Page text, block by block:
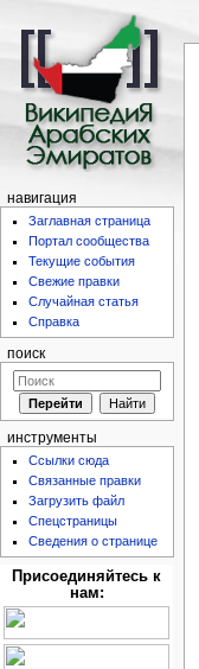
навигация
Заглавная страница
Портал сообщества
Текущие события
Свежие правки
Случайная статья
Справка
поиск
инструменты
Ссылки сюда
Связанные правки
Загрузить файл
Спецстраницы
Сведения о странице
Присоединяйтесь к
нам: